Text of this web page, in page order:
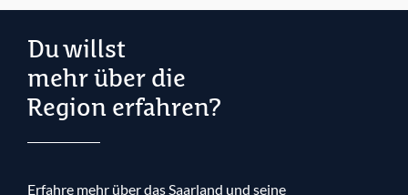
Du willst
mehr über die
Region erfahren?
Erfahre mehr über das Saarland und seine